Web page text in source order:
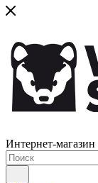
Интернет-магазин